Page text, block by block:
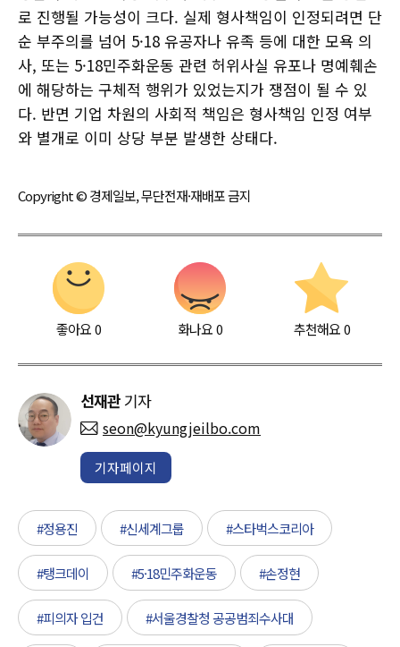
로 진행될 가능성이 크다. 실제 형사책임이 인정되려면 단
순 부주의를 넘어 5·18 유공자나 유족 등에 대한 모욕 의
사, 또는 5·18민주화운동 관련 허위사실 유포나 명예훼손
에 해당하는 구체적 행위가 있었는지가 쟁점이 될 수 있
다. 반면 기업 차원의 사회적 책임은 형사책임 인정 여부
와 별개로 이미 상당 부분 발생한 상태다.
Copyright © 경제일보, 무단전재·재배포 금지
좋아요0 화나요0 추천해요 0
선재관 기자
seon@kyungjeilbo.com
기자페이지
#정용진 #신세계그룹 #스타벅스코리아
#탱크데이 #5·18민주화운동 #손정현
#피의자 입건 #서울경찰청 공공범죄수사대